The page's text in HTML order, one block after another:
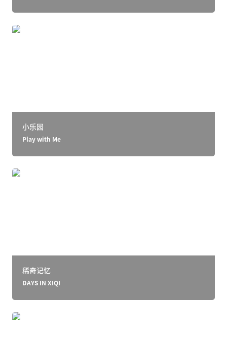
小乐园
小乐园
Play with Me
稀奇记忆
稀奇记忆
DAYS IN XIQI
幸福的样子